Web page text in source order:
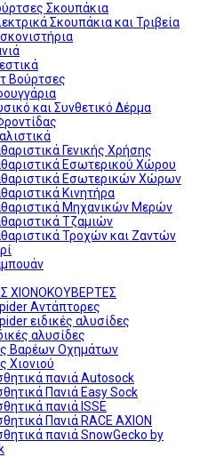
Σκουπάκια
Σκουπάκια και Τριβεία
Βούρτσες
και Συνθετικό Δέρμα
Γενικής Χρήσης
Εσωτερικού Χώρου
Εσωτερικών Χώρων
Κινητήρα
Μηχανικών Μερών
Τζαμιών
Τροχών και Ζαντών
ΧΙΟΝΟΚΟΥΒΕΡΤΕΣ
Αντάπτορες
ειδικές αλυσίδες
αλυσίδες
Βαρέων Οχημάτων
Χιονιού
πανιά Autosock
Πανιά Easy Sock
πανιά ISSE
Πανιά RACE AXION
πανιά SnowGecko by